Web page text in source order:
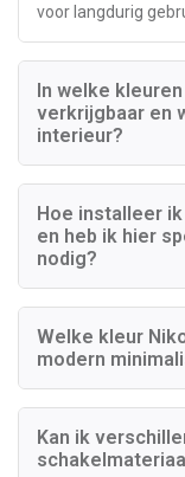
voor langdurig
In welke
verkrijgbaar en
interieur?
Hoe installeer
en heb ik hier
nodig?
Welke kleur
modern
Kan ik